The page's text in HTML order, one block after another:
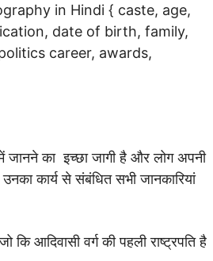
in Hindi { caste, age,
date of birth, family,
career, awards,
में जानने का इच्छा जागी है और लोग अपनी
कार्य से संबंधित सभी जानकारियां
कि आदिवासी वर्ग की पहली राष्ट्रपति है